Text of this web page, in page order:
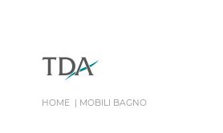
HOME MOBILI BAGNO